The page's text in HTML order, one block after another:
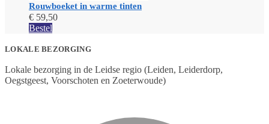
Rouwboeket in warme tinten
€ 59,50
Bestel
LOKALE BEZORGING
Lokale bezorging in de Leidse regio (Leiden, Leiderdorp,
Oegstgeest, Voorschoten en Zoeterwoude)